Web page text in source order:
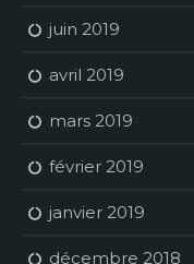
juin 2019
avril 2019
mars 2019
février 2019
janvier 2019
décembre 2018